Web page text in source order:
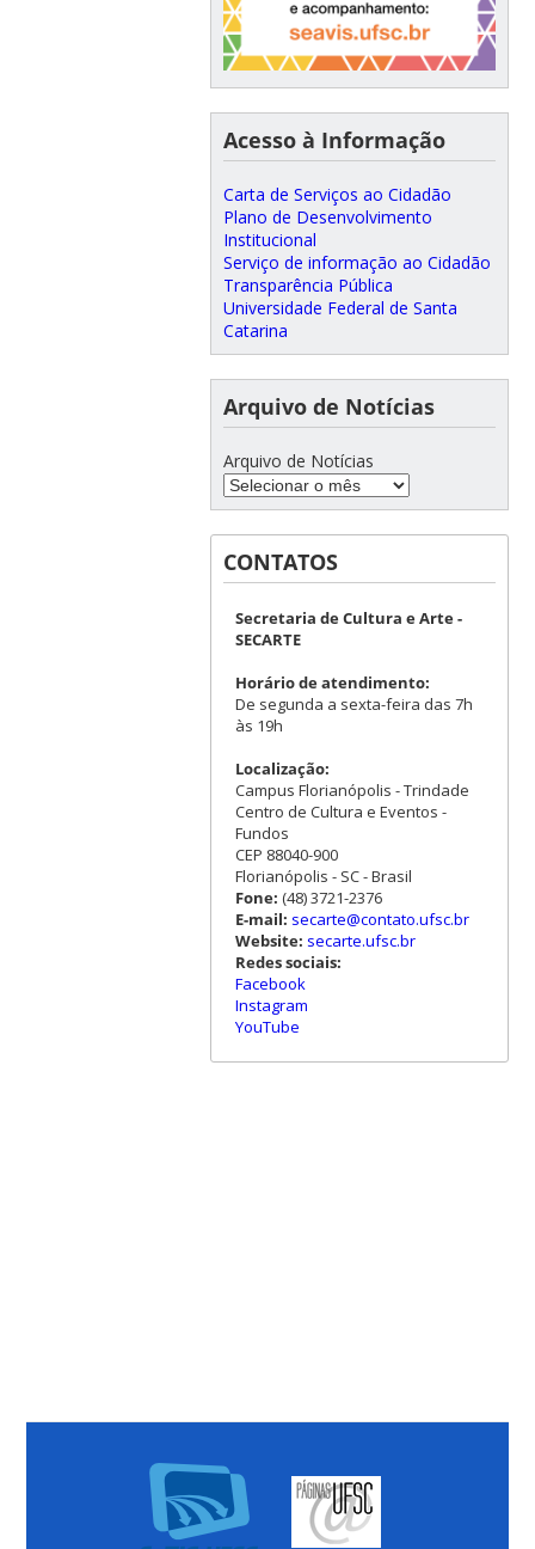
Acesso à Informação
Carta de Serviços ao Cidadão
Plano de Desenvolvimento
Institucional
Serviço de informação ao Cidadão
Transparência Pública
Universidade Federal de Santa
Catarina
Arquivo de Notícias
Arquivo de Notícias
CONTATOS
Secretaria de Cultura e Arte -
SECARTE
Horário de atendimento:
De segunda a sexta-feira das 7h
às 19h
Localização:
Campus Florianópolis - Trindade
Centro de Cultura e Eventos -
Fundos
CEP 88040-900
Florianópolis - SC - Brasil
Fone: (48) 3721-2376
E-mail: secarte@contato.ufsc.br
Website: secarte.ufsc.br
Redes sociais:
Facebook
Instagram
YouTube